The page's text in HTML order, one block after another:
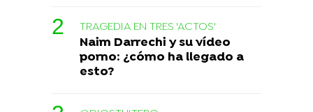
TRAGEDIA EN TRES 'ACTOS'
Naim Darrechi y su vídeo
porno: ¿cómo ha llegado a
esto?